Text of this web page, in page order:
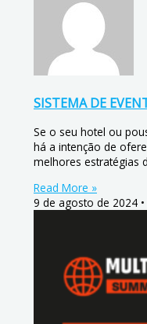
SISTEMA DE
Se o seu hotel ou
há a intenção de
melhores estratégias
Read More »
9 de agosto de 2024